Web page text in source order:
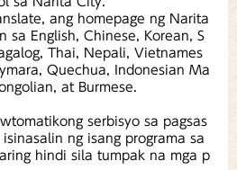
ang homepage ng Narita
sa English, Chinese, Korean, S
Thai, Nepali, Vietnames
Quechua, Indonesian Ma
at Burmese.
serbisyo sa pagsas
ng isang programa sa
hindi sila tumpak na mga p